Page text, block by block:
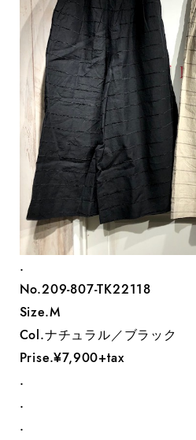
.
No.209-807-TK22118
Size.M
Col.ナチュラル／ブラック
Prise.¥7,900+tax
.
.
.